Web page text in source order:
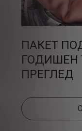
ПАКЕТ
ГОДИШЕН
ПРЕГЛЕД